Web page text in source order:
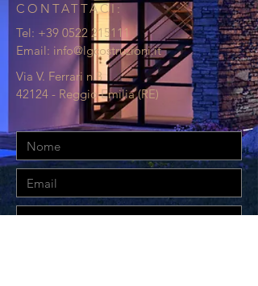
CONTATTACI:
Tel: +39 0522 215111
Email: info@lgcostruzioni.it
Via V. Ferrari n.8
42124 - Reggio Emilia (RE)